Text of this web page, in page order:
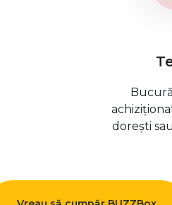
dorești